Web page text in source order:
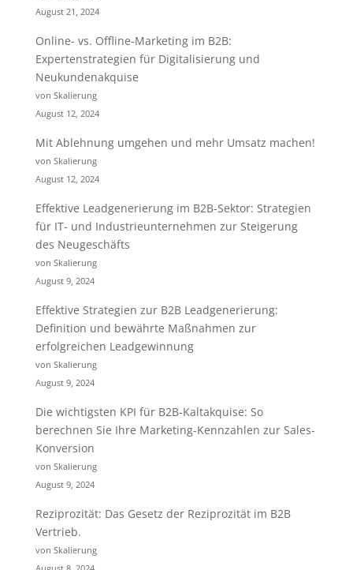
August 21, 2024
Online- vs. Offline-Marketing im B2B:
Expertenstrategien für Digitalisierung und
Neukundenakquise
von Skalierung
August 12, 2024
Mit Ablehnung umgehen und mehr Umsatz machen!
von Skalierung
August 12, 2024
Effektive Leadgenerierung im B2B-Sektor: Strategien
für IT- und Industrieunternehmen zur Steigerung
des Neugeschäfts
von Skalierung
August 9, 2024
Effektive Strategien zur B2B Leadgenerierung:
Definition und bewährte Maßnahmen zur
erfolgreichen Leadgewinnung
von Skalierung
August 9, 2024
Die wichtigsten KPI für B2B-Kaltakquise: So
berechnen Sie Ihre Marketing-Kennzahlen zur Sales-
Konversion
von Skalierung
August 9, 2024
Reziprozität: Das Gesetz der Reziprozität im B2B
Vertrieb.
von Skalierung